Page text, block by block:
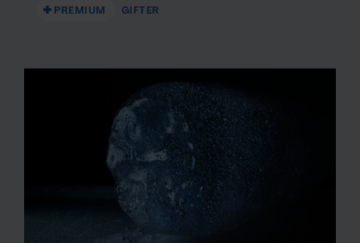
vidarebefordrar även sådana identifierare och annan
information som du har tillhandahållit eller som de har
samlat in när du har använt deras tjänster.
PREMIUM GIFTER